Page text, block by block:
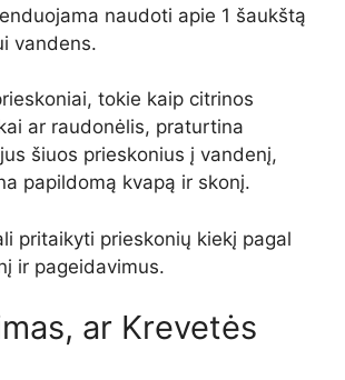
naudoti apie 1 šaukštą
vandens.
tokie kaip citrinos
ar raudonėlis, praturtina
šiuos prieskonius į vandenį,
papildomą kvapą ir skonį.
pritaikyti prieskonių kiekį pagal
ir pageidavimus.
ar Krevetės